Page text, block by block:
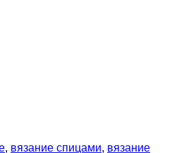
, вязание спицами, вязание